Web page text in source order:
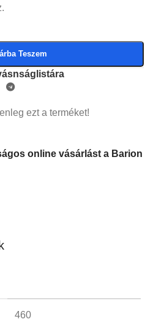
Teszem
ezt a terméket!
online vásárlást a Barion
460